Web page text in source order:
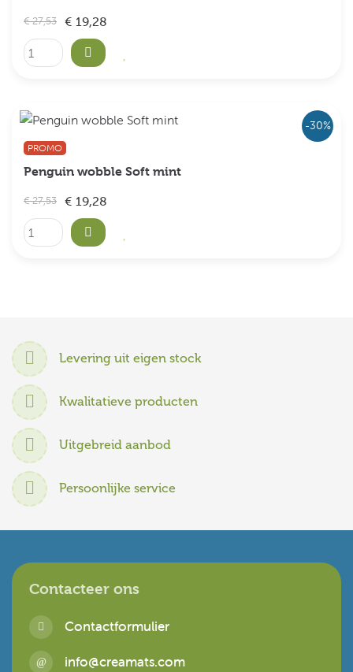
€ 27,53 € 19,28
-30%
PROMO
Penguin wobble Soft mint
€ 27,53 € 19,28
Levering uit eigen stock
Kwalitatieve producten
Uitgebreid aanbod
Persoonlijke service
Contacteer ons
Contactformulier
info@creamats.com